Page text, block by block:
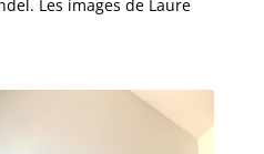
Les images de Laure